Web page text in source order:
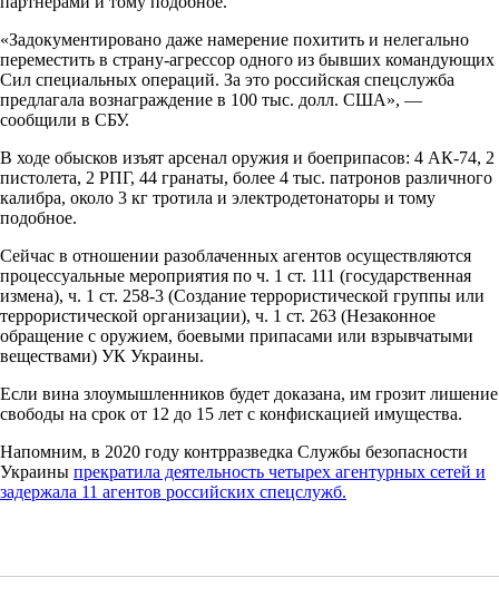
«Задокументировано даже намерение похитить и нелегально
переместить в страну-агрессор одного из бывших командующих
Сил специальных операций. За это российская спецслужба
предлагала вознаграждение в 100 тыс. долл. США», —
сообщили в СБУ.
В ходе обысков изъят арсенал оружия и боеприпасов: 4 АК-74, 2
пистолета, 2 РПГ, 44 гранаты, более 4 тыс. патронов различного
калибра, около 3 кг тротила и электродетонаторы и тому
подобное.
Сейчас в отношении разоблаченных агентов осуществляются
процессуальные мероприятия по ч. 1 ст. 111 (государственная
измена), ч. 1 ст. 258-3 (Создание террористической группы или
террористической организации), ч. 1 ст. 263 (Незаконное
обращение с оружием, боевыми припасами или взрывчатыми
веществами) УК Украины.
Если вина злоумышленников будет доказана, им грозит лишение
свободы на срок от 12 до 15 лет с конфискацией имущества.
Напомним, в 2020 году контрразведка Службы безопасности
Украины прекратила деятельность четырех агентурных сетей и
задержала 11 агентов российских спецслужб.